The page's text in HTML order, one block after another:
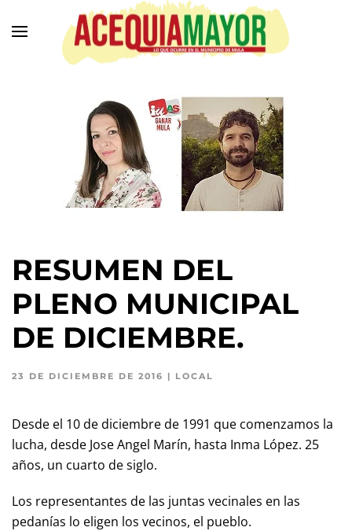
RESUMEN DEL
PLENO MUNICIPAL
DE DICIEMBRE.
23 DE DICIEMBRE DE 2016 | LOCAL
Desde el 10 de diciembre de 1991 que comenzamos la
lucha, desde Jose Angel Marín, hasta Inma López. 25
años, un cuarto de siglo.
Los representantes de las juntas vecinales en las
pedanías lo eligen los vecinos, el pueblo.